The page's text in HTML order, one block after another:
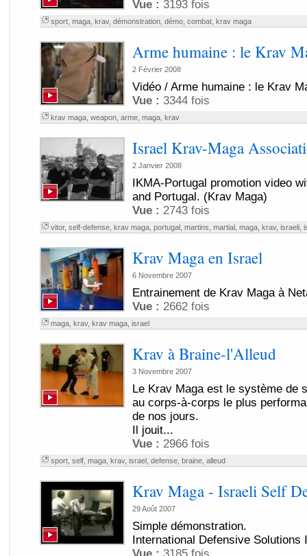
Vue : 3193 fois
sport, maga, krav, démonstration, démo, combat, krav maga
Arme humaine : le Krav
2 Février 2008
Vidéo / Arme humaine : le Krav
Vue : 3344 fois
krav maga, weapon, arme, maga, krav
Israel Krav-Maga
2 Janvier 2008
IKMA-Portugal promotion video
and Portugal. (Krav Maga)
Vue : 2743 fois
vitor, self-defense, krav maga, portugal, martins martial, maga, krav, israeli,
Krav Maga en Israel
6 Novembre 2007
Entrainement de Krav Maga à
Vue : 2662 fois
maga, krav, krav maga, israel
Krav à Braine-l'Alleud
3 Novembre 2007
Le Krav Maga est le système de
au corps-à-corps le plus
de nos jours.
Il jouit...
Vue : 2966 fois
sport, self, maga, krav, israel, defense, braine, alleud
Krav Maga - Israeli Self
29 Août 2007
Simple démonstration.
International Defensive Solutions
Vue : 3185 fois